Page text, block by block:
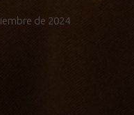
de 2024